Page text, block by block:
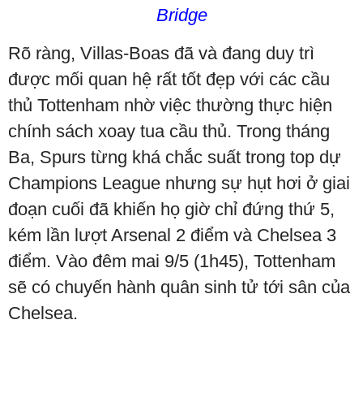
Bridge
Rõ ràng, Villas-Boas đã và đang duy trì
được mối quan hệ rất tốt đẹp với các cầu
thủ Tottenham nhờ việc thường thực hiện
chính sách xoay tua cầu thủ. Trong tháng
Ba, Spurs từng khá chắc suất trong top dự
Champions League nhưng sự hụt hơi ở giai
đoạn cuối đã khiến họ giờ chỉ đứng thứ 5,
kém lần lượt Arsenal 2 điểm và Chelsea 3
điểm. Vào đêm mai 9/5 (1h45), Tottenham
sẽ có chuyến hành quân sinh tử tới sân của
Chelsea.